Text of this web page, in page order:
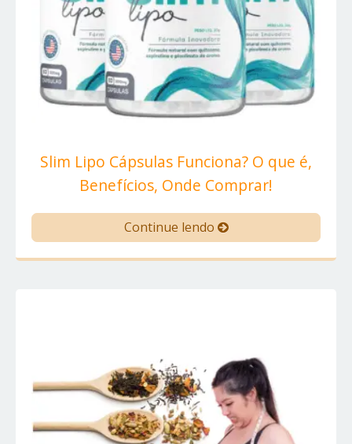
Slim Lipo Cápsulas Funciona? O que é,
Benefícios, Onde Comprar!
Continue lendo